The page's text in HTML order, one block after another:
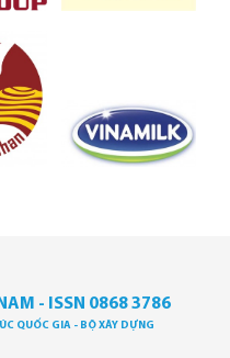
- ISSN 0868 3786
QUỐC GIA - BỘ XÂY DỰNG